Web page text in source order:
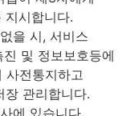
지시합니다.
을 시, 서비스
및 정보보호등에
사전통지하고
장 관리합니다.
에 있습니다.